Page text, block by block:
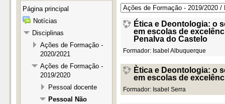
Ética e Deontologia: o
em escolas de
Penalva do Castelo
Formador: Isabel Albuquerque
Ètica e Deontologia: o
em escolas de
Formador: Isabel Serra
Página principal
Notícias
Disciplinas
Ações de Formação -
2020/2021
Ações de Formação -
2019/2020
Pessoal docente
Pessoal Não